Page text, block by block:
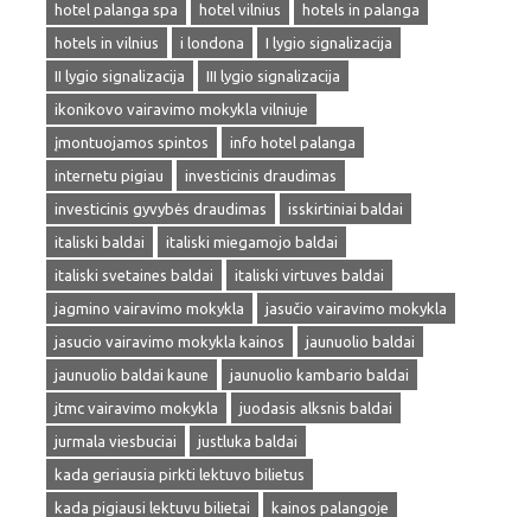
hotel palanga spa
hotel vilnius
hotels in palanga
hotels in vilnius
i londona
I lygio signalizacija
II lygio signalizacija
III lygio signalizacija
ikonikovo vairavimo mokykla vilniuje
įmontuojamos spintos
info hotel palanga
internetu pigiau
investicinis draudimas
investicinis gyvybės draudimas
isskirtiniai baldai
italiski baldai
italiski miegamojo baldai
italiski svetaines baldai
italiski virtuves baldai
jagmino vairavimo mokykla
jasučio vairavimo mokykla
jasucio vairavimo mokykla kainos
jaunuolio baldai
jaunuolio baldai kaune
jaunuolio kambario baldai
jtmc vairavimo mokykla
juodasis alksnis baldai
jurmala viesbuciai
justluka baldai
kada geriausia pirkti lektuvo bilietus
kada pigiausi lektuvu bilietai
kainos palangoje